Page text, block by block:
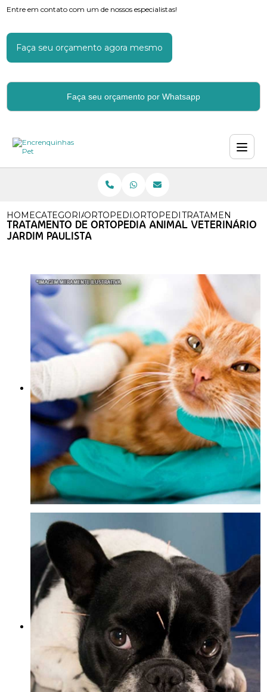
Entre em contato com um de nossos especialistas!
Faça seu orçamento agora mesmo
Faça seu orçamento por Whatsapp
HOMECATEGORIASORTOPEDIAORTOPEDISTA PARA ANIMAL
TRATAMENTO DE
TRATAMENTO DE ORTOPEDIA ANIMAL VETERINÁRIO
JARDIM PAULISTA